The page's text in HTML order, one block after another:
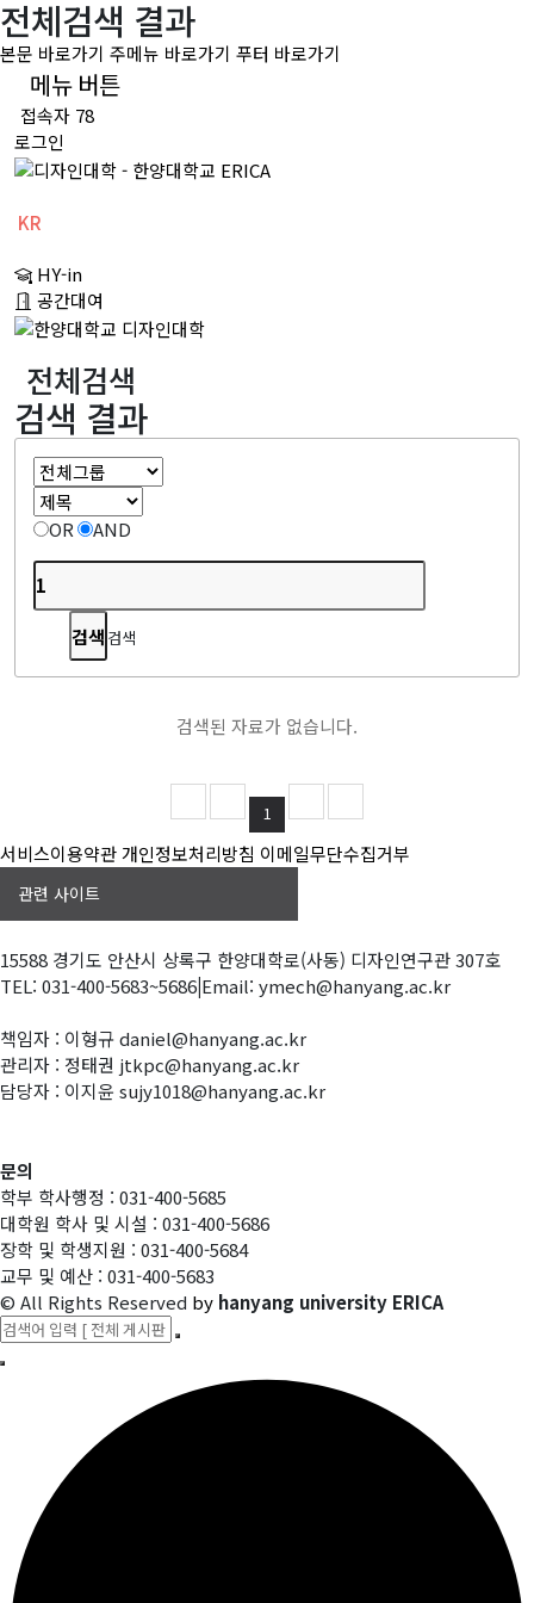
전체검색 결과
본문 바로가기 주메뉴 바로가기 푸터 바로가기
메뉴 버튼
접속자 78
로그인
KR
CH
EN
HY-in
공간대여
전체검색
검색 결과
OR AND
검색
검색된 자료가 없습니다.
1
서비스이용약관개인정보처리방침 이메일무단수집거부
관련 사이트
15588 경기도 안산시 상록구 한양대학로(사동) 디자인연구관 307호
TEL: 031-400-5683~5686|Email: ymech@hanyang.ac.kr
책임자 : 이형규 daniel@hanyang.ac.kr
관리자 : 정태권 jtkpc@hanyang.ac.kr
담당자 : 이지윤 sujy1018@hanyang.ac.kr
문의
학부 학사행정 : 031-400-5685
대학원 학사 및 시설 : 031-400-5686
장학 및 학생지원 : 031-400-5684
교무 및 예산 : 031-400-5683
© All Rights Reserved by hanyang university ERICA